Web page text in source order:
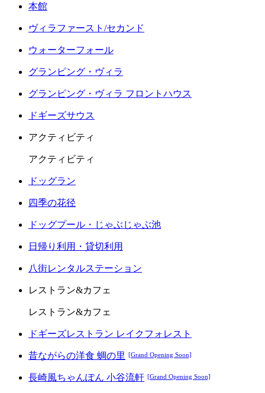
本館
ヴィラファースト/セカンド
ウォーターフォール
グランピング・ヴィラ
グランピング・ヴィラ フロントハウス
ドギーズサウス
アクティビティ
アクティビティ
ドッグラン
四季の花径
ドッグプール・じゃぶじゃぶ池
日帰り利用・貸切利用
八街レンタルステーション
レストラン&カフェ
レストラン&カフェ
ドギーズレストラン レイクフォレスト
昔ながらの洋食 蜩の里 [Grand Opening Soon]
長崎風ちゃんぽん 小谷流軒 [Grand Opening Soon]